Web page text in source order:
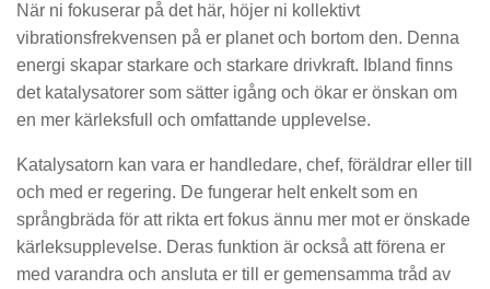
När ni fokuserar på det här, höjer ni kollektivt
vibrationsfrekvensen på er planet och bortom den. Denna
energi skapar starkare och starkare drivkraft. Ibland finns
det katalysatorer som sätter igång och ökar er önskan om
en mer kärleksfull och omfattande upplevelse.
Katalysatorn kan vara er handledare, chef, föräldrar eller till
och med er regering. De fungerar helt enkelt som en
språngbräda för att rikta ert fokus ännu mer mot er önskade
kärleksupplevelse. Deras funktion är också att förena er
med varandra och ansluta er till er gemensamma tråd av